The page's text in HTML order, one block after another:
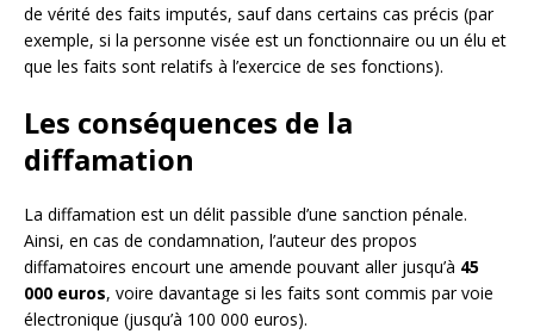
de vérité des faits imputés, sauf dans certains cas précis (par
exemple, si la personne visée est un fonctionnaire ou un élu et
que les faits sont relatifs à l’exercice de ses fonctions).
Les conséquences de la
diffamation
La diffamation est un délit passible d’une sanction pénale.
Ainsi, en cas de condamnation, l’auteur des propos
diffamatoires encourt une amende pouvant aller jusqu’à 45
000 euros, voire davantage si les faits sont commis par voie
électronique (jusqu’à 100 000 euros).